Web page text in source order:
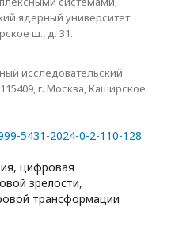
ядерный университет
ш., д. 31.
исследовательский
г. Москва, Каширское
5431-2024-0-2-110-128
цифровая
зрелости,
трансформации